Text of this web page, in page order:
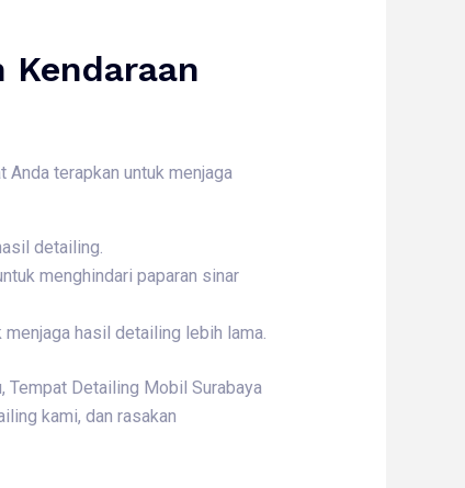
Kendaraan
terapkan untuk menjaga
detailing.
menghindari paparan sinar
hasil detailing lebih lama.
Tempat Detailing Mobil Surabaya
kami, dan rasakan